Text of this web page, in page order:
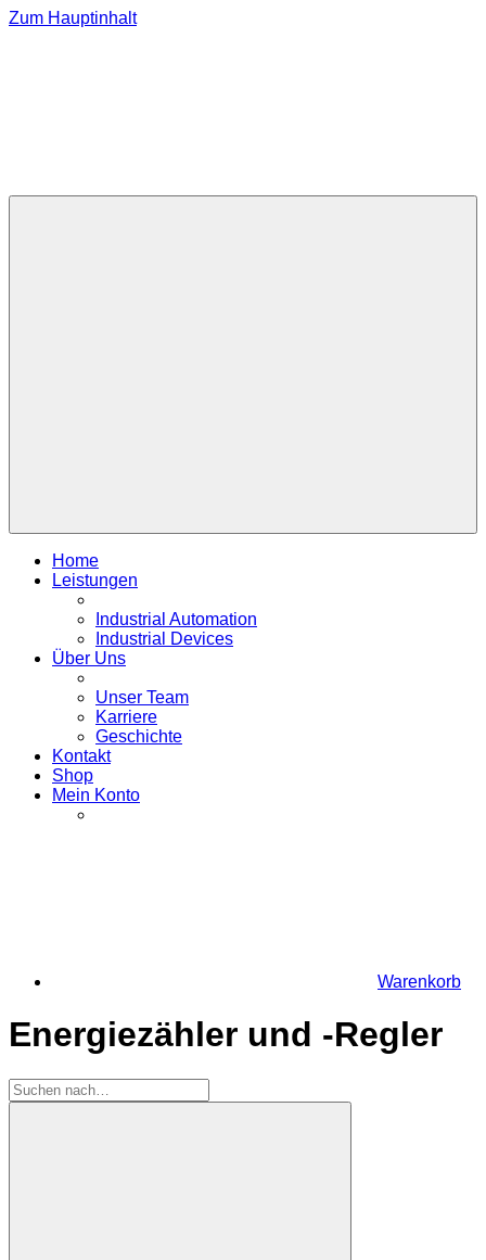
Zum Hauptinhalt
Home
Leistungen
Industrial Automation
Industrial Devices
Über Uns
Unser Team
Karriere
Geschichte
Kontakt
Shop
Mein Konto
Warenkorb
Energiezähler und -Regler